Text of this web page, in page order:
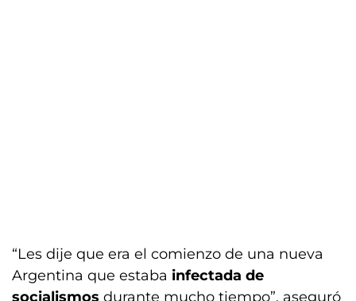
“Les dije que era el comienzo de una nueva
Argentina que estaba infectada de
socialismos durante mucho tiempo”, aseguró